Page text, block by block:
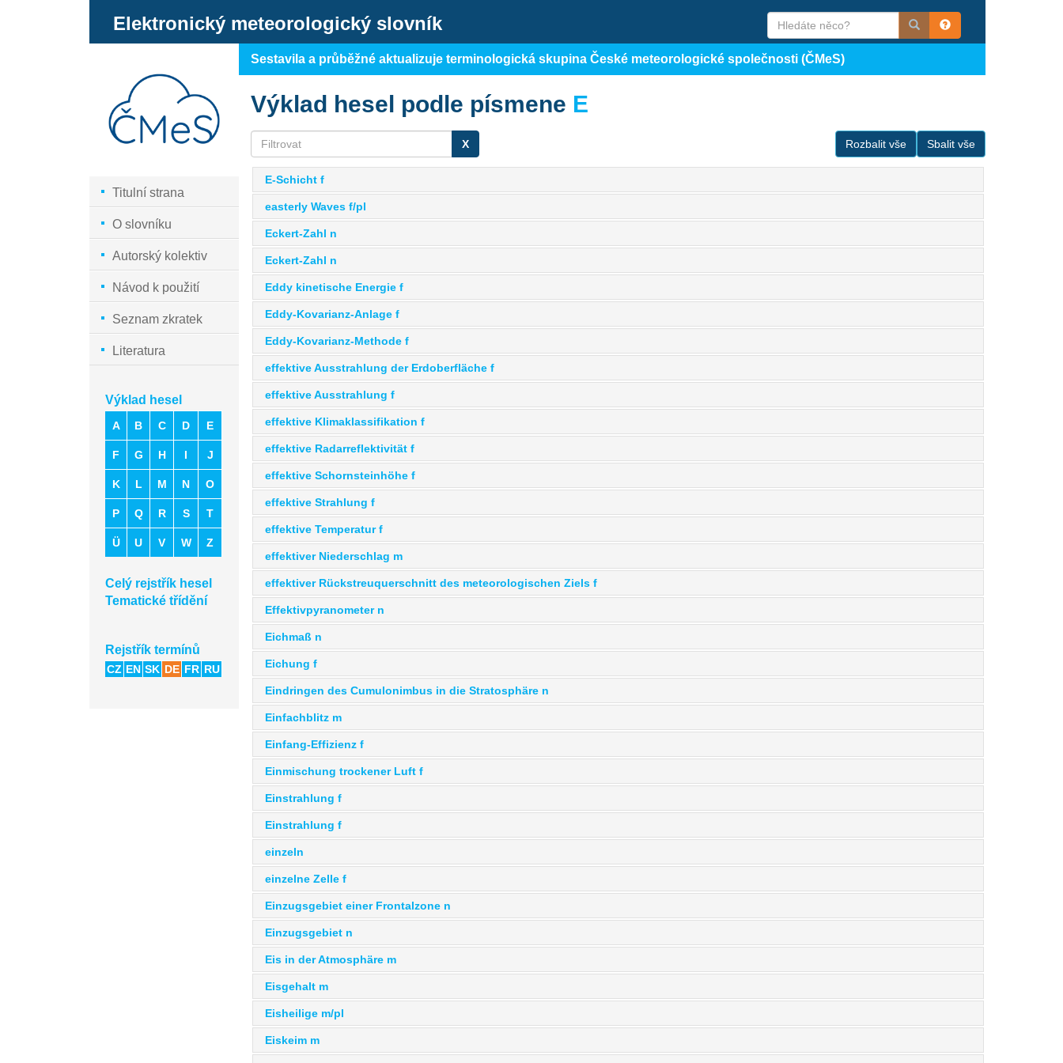
Elektronický meteorologický slovník
Titulní strana
O slovníku
Autorský kolektiv
Návod k použití
Seznam zkratek
Literatura
Výklad hesel
A B C D E
F G H I J
K L M N O
P Q R S T
Ü U V W Z
Celý rejstřík hesel
Tematické třídění
Rejstřík termínů
CZ EN SK DE FR RU
Sestavila a průběžné aktualizuje terminologická skupina České meteorologické společnosti (ČMeS)
Výklad hesel podle písmene E
X
E-Schicht f
easterly Waves f/pl
Eckert-Zahl n
Eckert-Zahl n
Eddy kinetische Energie f
Eddy-Kovarianz-Anlage f
Eddy-Kovarianz-Methode f
effektive Ausstrahlung der Erdoberfläche f
effektive Ausstrahlung f
effektive Klimaklassifikation f
effektive Radarreflektivität f
effektive Schornsteinhöhe f
effektive Strahlung f
effektive Temperatur f
effektiver Niederschlag m
effektiver Rückstreuquerschnitt des meteorologischen Ziels f
Effektivpyranometer n
Eichmaß n
Eichung f
Eindringen des Cumulonimbus in die Stratosphäre n
Einfachblitz m
Einfang-Effizienz f
Einmischung trockener Luft f
Einstrahlung f
Einstrahlung f
einzeln
einzelne Zelle f
Einzugsgebiet einer Frontalzone n
Einzugsgebiet n
Eis in der Atmosphäre m
Eisgehalt m
Eisheilige m/pl
Eiskeim m